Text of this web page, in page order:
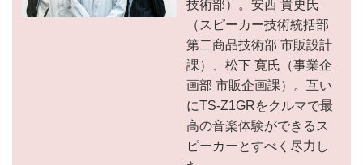
技術部）。安西 貴史氏
（スピーカー技術統括部
第二商品技術部 市販設計
課）、松下 寛氏（事業企
画部 市販企画課）。互い
にTS-Z1GRをクルマで最
高の音楽体験ができるス
ピーカーとすべく尽力し